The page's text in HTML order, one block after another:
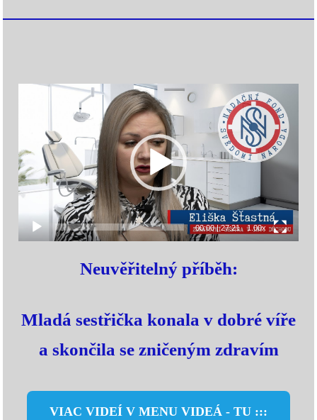
00:00|27:21 1.00x
Neuvěřitelný příběh:
Mladá sestřička konala v dobré víře
a skončila se zničeným zdravím
VIAC VIDEÍ V MENU VIDEÁ - TU :::